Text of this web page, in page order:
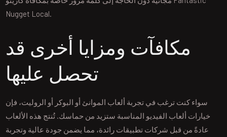
Nugget Local.
مكافآت ومزايا أخرى قد
تحصل عليها
سواء كنت ترغب في تجربة ألعاب الموانئ أو البوكر أو الروليت، فإن
خيارات ألعاب الفيديو المناسبة ستزيد من حماسك. تُنتج هذه الألعاب
عادةً من قبل شركات تطبيقات رائدة، مما يضمن جودة عالية وتجربة